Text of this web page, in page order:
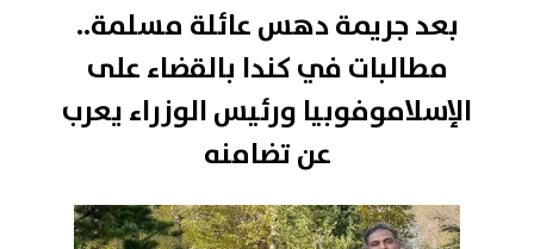
بعد جريمة دهس عائلة مسلمة..
مطالبات في كندا بالقضاء على
الإسلاموفوبيا ورئيس الوزراء يعرب
عن تضامنه